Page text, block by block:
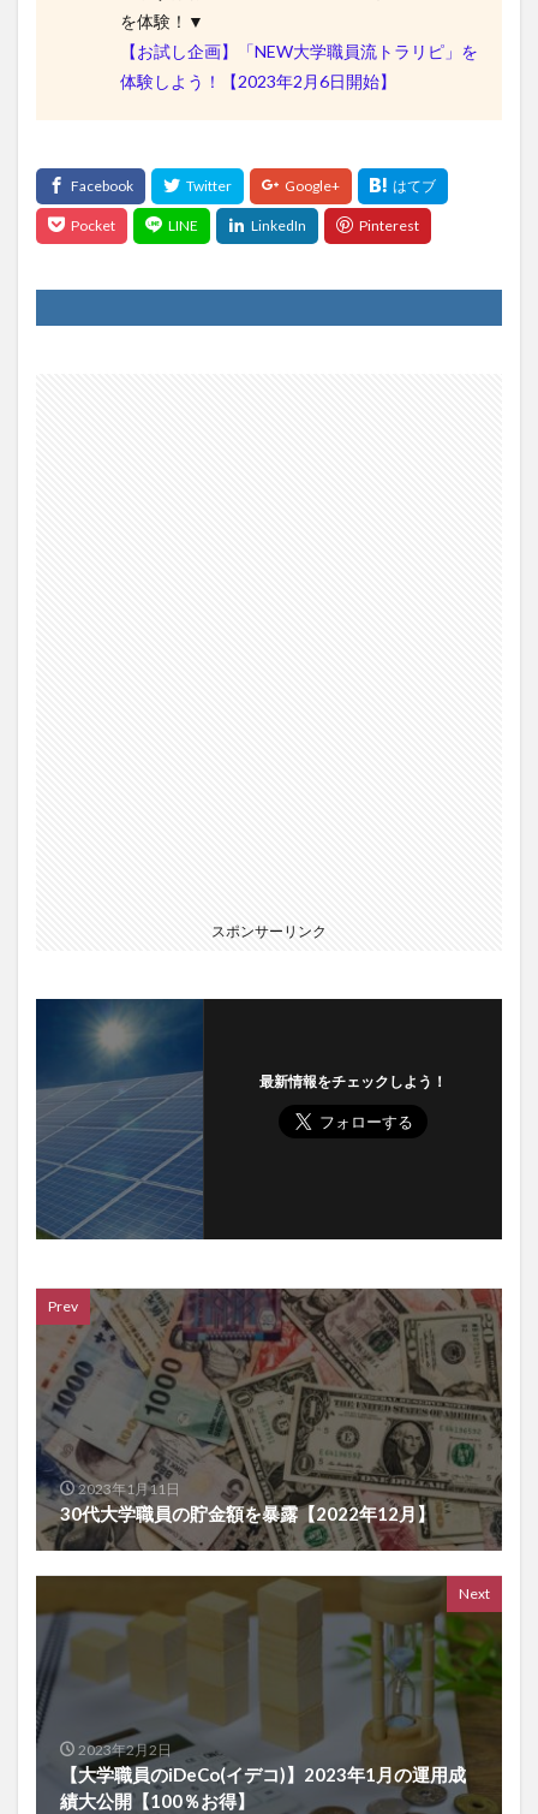
を体験！▼
【お試し企画】「NEW大学職員流トラリピ」を
体験しよう！【2023年2月6日開始】
スポンサーリンク
最新情報をチェックしよう！
Prev
2023年1月11日
30代大学職員の貯金額を暴露【2022年12月】
Next
2023年2月2日
【大学職員のiDeCo(イデコ)】2023年1月の運用成
績大公開【100％お得】